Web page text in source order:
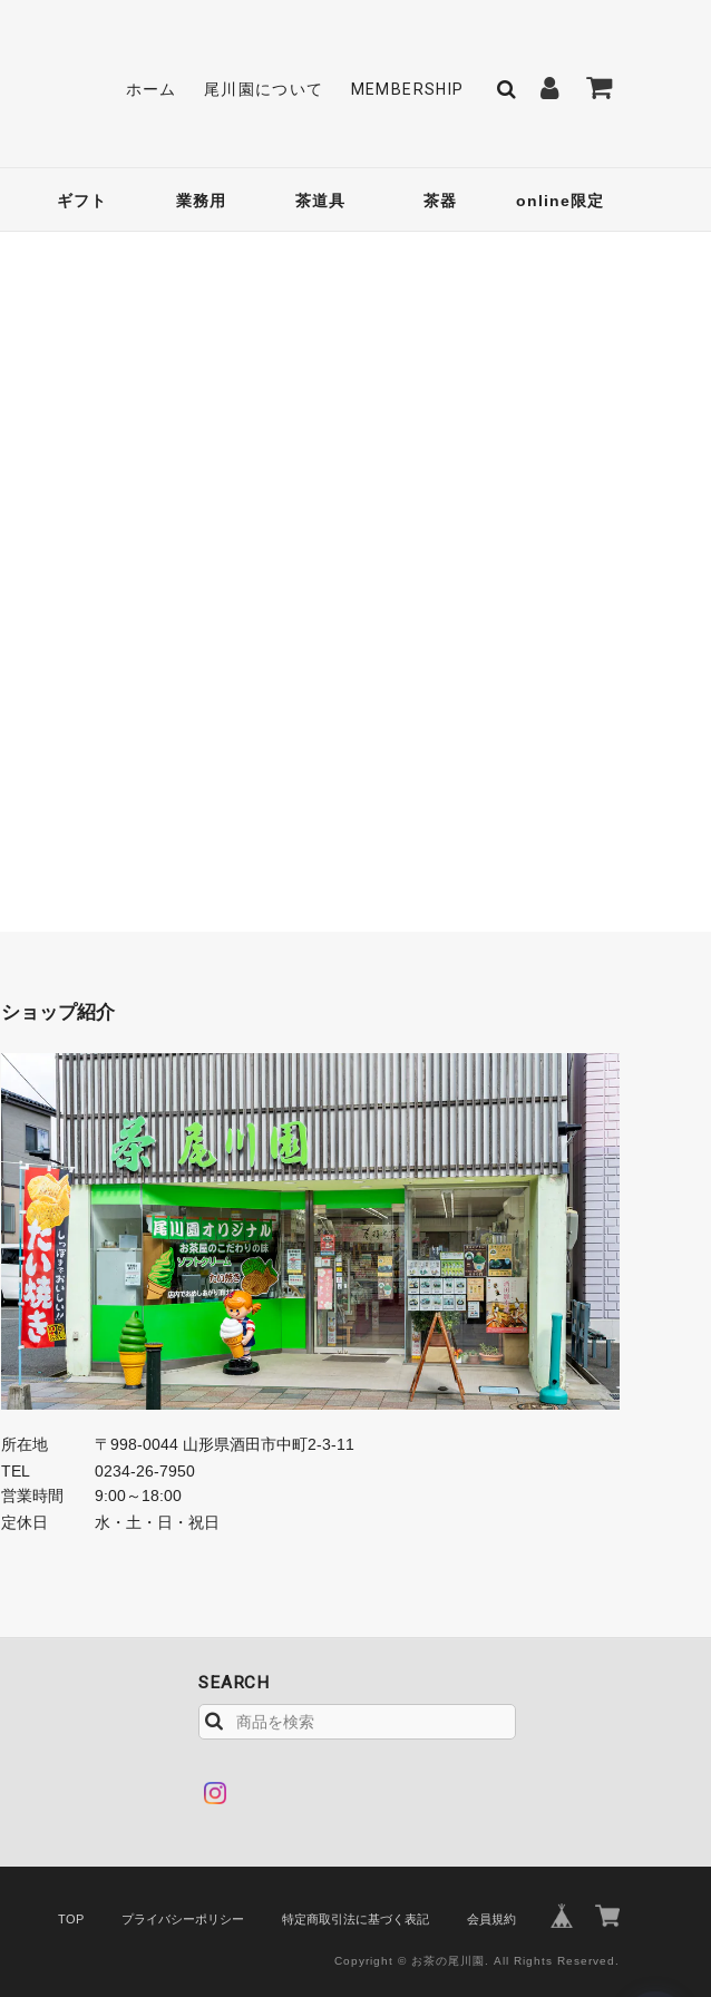
ホーム 尾川園について MEMBERSHIP
ギフト 業務用 茶道具 茶器 online限定
ショップ紹介
所在地
〒998-0044 山形県酒田市中町2-3-11
TEL
0234-26-7950
営業時間
9:00～18:00
定休日
水・土・日・祝日
SEARCH
TOP プライバシーポリシー 特定商取引法に基づく表記 会員規約
Copyright © お茶の尾川園. All Rights Reserved.